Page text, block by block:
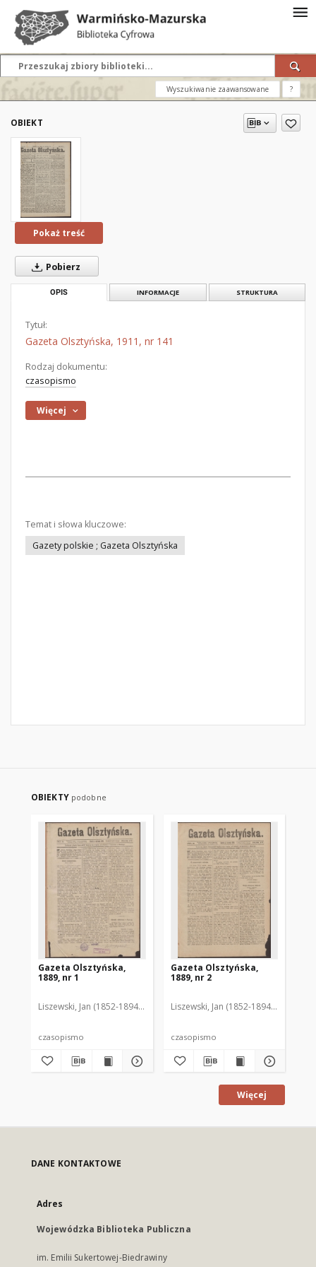
Wyszukiwanie zaawansowane ?
OBIEKT
Pokaż treść
Pobierz
OPIS INFORMACJE STRUKTURA
Tytuł:
Gazeta Olsztyńska, 1911, nr 141
Rodzaj dokumentu:
czasopismo
Więcej
Temat i słowa kluczowe:
Gazety polskie ; Gazeta Olsztyńska
OBIEKTY podobne
Gazeta Olsztyńska,
1889, nr 1
Liszewski, Jan (1852-1894). Red.
czasopismo
Gazeta Olsztyńska,
1889, nr 2
Liszewski, Jan (1852-1894). Red.
czasopismo
Więcej
DANE KONTAKTOWE
Adres
Wojewódzka Biblioteka Publiczna
im. Emilii Sukertowej-Biedrawiny